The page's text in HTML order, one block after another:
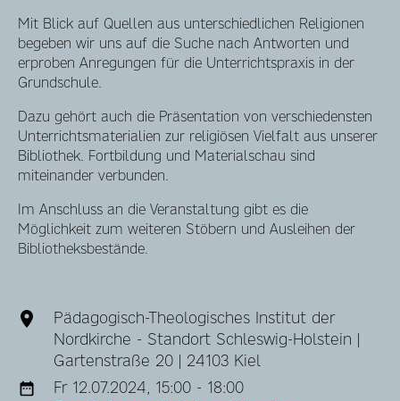
Mit Blick auf Quellen aus unterschiedlichen Religionen
begeben wir uns auf die Suche nach Antworten und
erproben Anregungen für die Unterrichtspraxis in der
Grundschule.
Dazu gehört auch die Präsentation von verschiedensten
Unterrichtsmaterialien zur religiösen Vielfalt aus unserer
Bibliothek. Fortbildung und Materialschau sind
miteinander verbunden.
Im Anschluss an die Veranstaltung gibt es die
Möglichkeit zum weiteren Stöbern und Ausleihen der
Bibliotheksbestände.
Pädagogisch-Theologisches Institut der
Nordkirche - Standort Schleswig-Holstein |
Gartenstraße 20 | 24103 Kiel
Fr 12.07.2024, 15:00 - 18:00